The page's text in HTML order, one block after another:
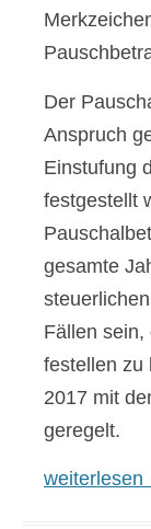
Der
Anspruch
Einstufung
festgestellt
gesamte
Fällen sein,
festellen zu
2017 mit
geregelt.
weiterlesen